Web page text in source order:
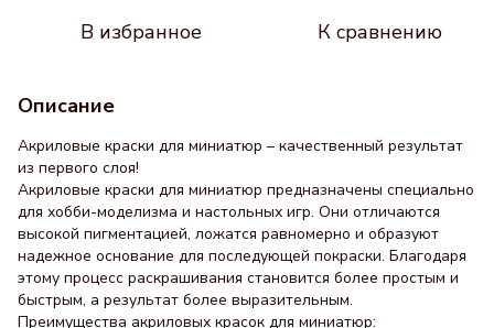
В избранное К сравнению
Описание
Акриловые краски для миниатюр – качественный результат
из первого слоя!
Акриловые краски для миниатюр предназначены специально
для хобби-моделизма и настольных игр. Они отличаются
высокой пигментацией, ложатся равномерно и образуют
надежное основание для последующей покраски. Благодаря
этому процесс раскрашивания становится более простым и
быстрым, а результат более выразительным.
Преимущества акриловых красок для миниатюр: